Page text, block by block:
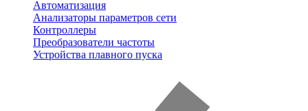
Автоматизация
Анализаторы параметров сети
Контроллеры
Преобразователи частоты
Устройства плавного пуска